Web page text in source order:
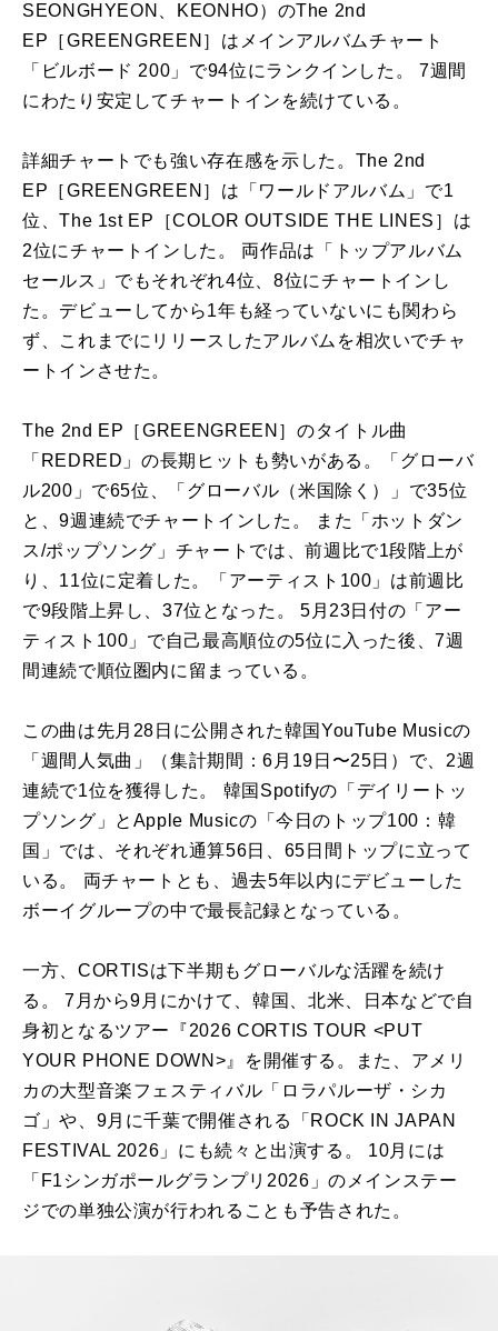
SEONGHYEON、KEONHO）のThe 2nd
EP［GREENGREEN］はメインアルバムチャート
「ビルボード 200」で94位にランクインした。 7週間
にわたり安定してチャートインを続けている。
詳細チャートでも強い存在感を示した。The 2nd
EP［GREENGREEN］は「ワールドアルバム」で1
位、The 1st EP［COLOR OUTSIDE THE LINES］は
2位にチャートインした。 両作品は「トップアルバム
セールス」でもそれぞれ4位、8位にチャートインし
た。デビューしてから1年も経っていないにも関わら
ず、これまでにリリースしたアルバムを相次いでチャ
ートインさせた。
The 2nd EP［GREENGREEN］のタイトル曲
「REDRED」の長期ヒットも勢いがある。「グローバ
ル200」で65位、「グローバル（米国除く）」で35位
と、9週連続でチャートインした。 また「ホットダン
ス/ポップソング」チャートでは、前週比で1段階上が
り、11位に定着した。「アーティスト100」は前週比
で9段階上昇し、37位となった。 5月23日付の「アー
ティスト100」で自己最高順位の5位に入った後、7週
間連続で順位圏内に留まっている。
この曲は先月28日に公開された韓国YouTube Musicの
「週間人気曲」（集計期間：6月19日〜25日）で、2週
連続で1位を獲得した。 韓国Spotifyの「デイリートッ
プソング」とApple Musicの「今日のトップ100：韓
国」では、それぞれ通算56日、65日間トップに立って
いる。 両チャートとも、過去5年以内にデビューした
ボーイグループの中で最長記録となっている。
一方、CORTISは下半期もグローバルな活躍を続け
る。 7月から9月にかけて、韓国、北米、日本などで自
身初となるツアー『2026 CORTIS TOUR <PUT
YOUR PHONE DOWN>』を開催する。また、アメリ
カの大型音楽フェスティバル「ロラパルーザ・シカ
ゴ」や、9月に千葉で開催される「ROCK IN JAPAN
FESTIVAL 2026」にも続々と出演する。 10月には
「F1シンガポールグランプリ2026」のメインステー
ジでの単独公演が行われることも予告された。